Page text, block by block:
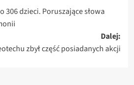
306 dzieci. Poruszające słowa
Dalej:
zbył część posiadanych akcji